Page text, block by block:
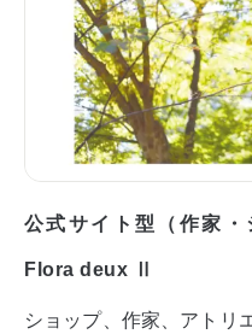
公式サイト型（作家・
Flora deux Ⅱ
ショップ、作家、アトリ